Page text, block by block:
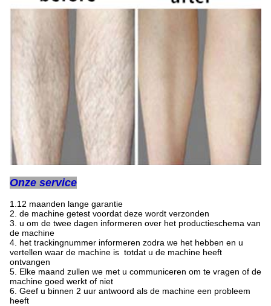
Onze service
1.12 maanden lange garantie
2. de machine getest voordat deze wordt verzonden
3. u om de twee dagen informeren over het productieschema van
de machine
4. het trackingnummer informeren zodra we het hebben en u
vertellen waar de machine is totdat u de machine heeft
ontvangen
5. Elke maand zullen we met u communiceren om te vragen of de
machine goed werkt of niet
6. Geef u binnen 2 uur antwoord als de machine een probleem
heeft